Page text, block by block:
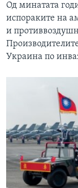
Од минатата
испораките на
и
Украина по